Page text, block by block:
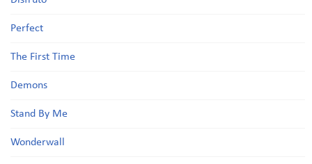
Perfect
The First Time
Demons
Stand By Me
Wonderwall